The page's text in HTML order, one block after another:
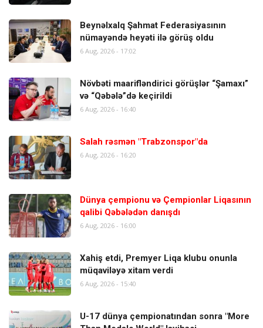
Beynəlxalq Şahmat Federasiyasının
nümayəndə heyəti ilə görüş oldu
6 Aug, 2026 - 17:02
Növbəti maarifləndirici görüşlər “Şamaxı”
və “Qəbələ”də keçirildi
6 Aug, 2026 - 16:40
Salah rəsmən "Trabzonspor"da
6 Aug, 2026 - 16:20
Dünya çempionu və Çempionlar Liqasının
qalibi Qəbələdən danışdı
6 Aug, 2026 - 16:00
Xahiş etdi, Premyer Liqa klubu onunla
müqaviləyə xitam verdi
6 Aug, 2026 - 15:40
U-17 dünya çempionatından sonra "More